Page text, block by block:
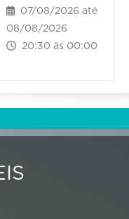
07/08/2026 até
08/08/2026
20:30 às 00:00